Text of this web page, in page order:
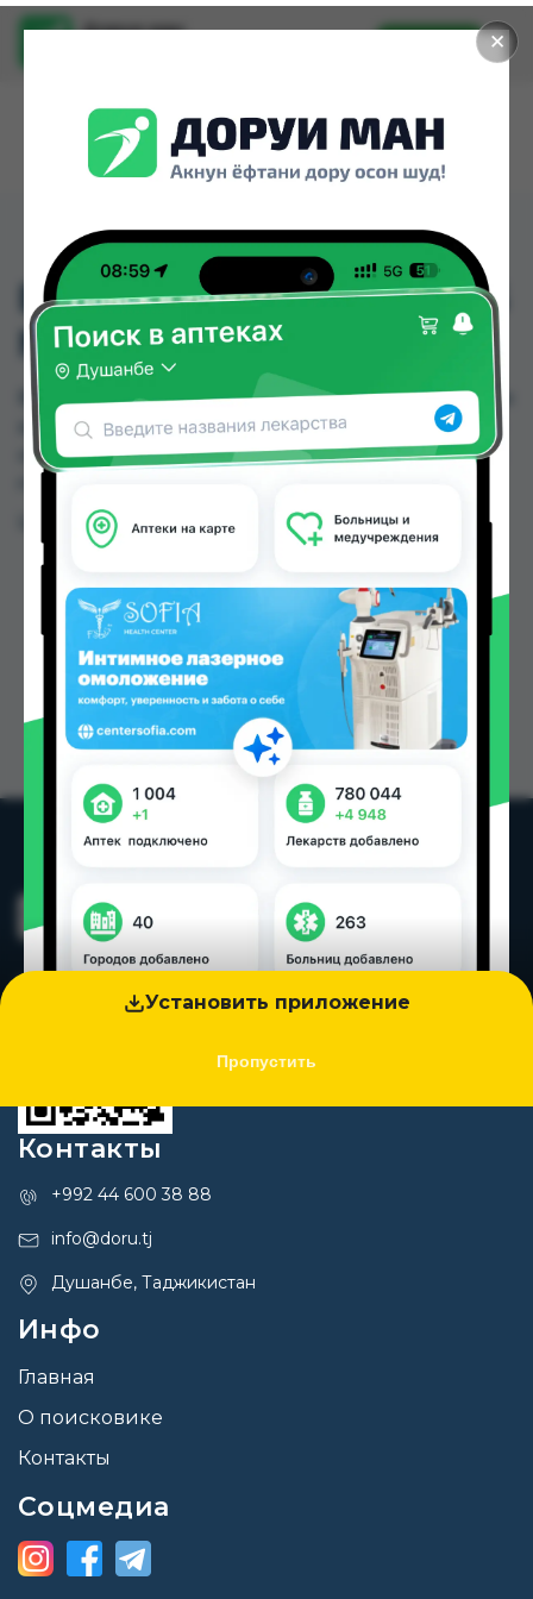
✕
Установить приложение
Пропустить
Доруи ман
Установить
BIOTIN 10000 MCG CAPS
№120
BIOTIN 10000 MCG CAPS №120 можно купить или
заказать в аптеках, Нишон №1, Эколайф по цене
от 240.00 TJS до 300.00 TJS в Душанбе и других
Цена: от240.00 TJS
Контакты
+992 44 600 38 88
info@doru.tj
Душанбе, Таджикистан
Инфо
Главная
О поисковике
Контакты
Соцмедиа